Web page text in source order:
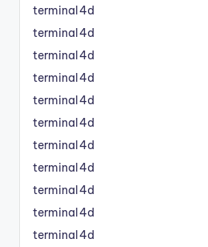
terminal4d
terminal4d
terminal4d
terminal4d
terminal4d
terminal4d
terminal4d
terminal4d
terminal4d
terminal4d
terminal4d